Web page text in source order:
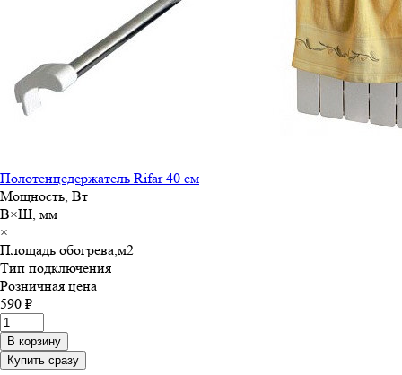
Полотенцедержатель Rifar 40 см
Мощность, Вт
В×Ш, мм
×
Площадь обогрева,м2
Тип подключения
Розничная цена
590 ₽
В корзину
Купить сразу